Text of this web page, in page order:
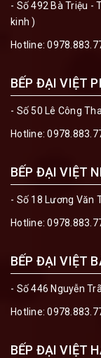
- Số 492 Bà Triệu -
kinh )
Hotline:
BẾP ĐẠI VIỆT
- Số 50 Lê Công
Hotline:
BẾP ĐẠI VIỆT
- Số 18 Lương Văn
Hotline:
BẾP ĐẠI VIỆT
- Số 446 Nguyễn
Hotline:
BẾP ĐẠI VIỆT